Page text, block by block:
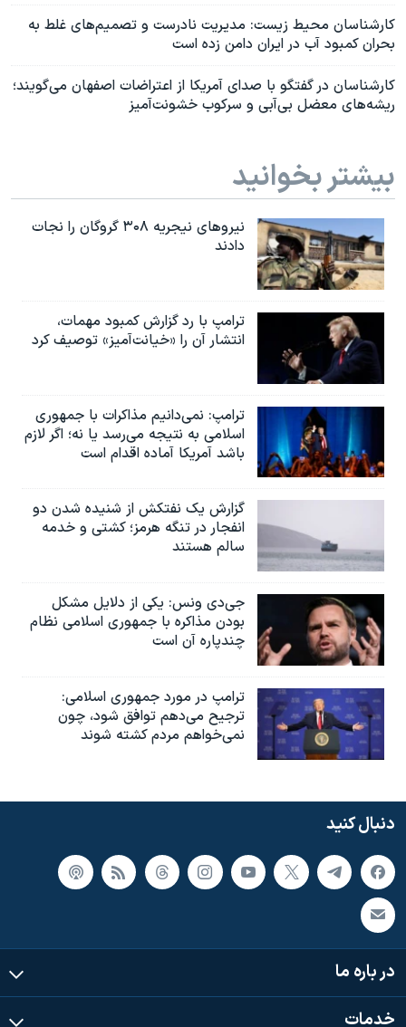
کارشناسان محیط زیست: مدیریت نادرست و تصمیم‌های غلط به
بحران کمبود آب در ایران دامن زده است
کارشناسان در گفتگو با صدای آمریکا از اعتراضات اصفهان می‌گویند؛
ریشه‌های معضل بی‌آبی و سرکوب خشونت‌آمیز
بیشتر بخوانید
نیروهای نیجریه‌ ۳۰۸ گروگان را نجات
دادند
ترامپ با رد گزارش کمبود مهمات،
انتشار آن را «خیانت‌آمیز» توصیف کرد
ترامپ: نمی‌دانیم مذاکرات با جمهوری
اسلامی به نتیجه می‌رسد یا نه؛ اگر لازم
باشد آمریکا آماده اقدام است
گزارش یک نفتکش از شنیده شدن دو
انفجار در تنگه هرمز؛ کشتی و خدمه
سالم هستند
جی‌دی ونس: یکی از دلایل مشکل
بودن مذاکره با جمهوری اسلامی نظام
چندپاره آن است
ترامپ در مورد جمهوری اسلامی:
ترجیح می‌دهم توافق شود، چون
نمی‌خواهم مردم کشته شوند
دنبال کنید
در باره ما
خدمات